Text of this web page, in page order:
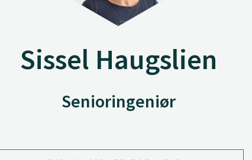
Sissel Haugslien
Senioringeniør